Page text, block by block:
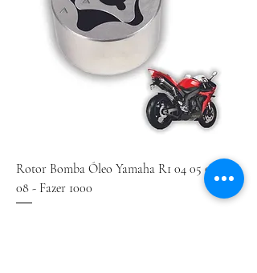
Rotor Bomba Óleo Yamaha R1 04 05 06 07
08 - Fazer 1000